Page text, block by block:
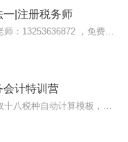
一|注册税务师
会计特训营